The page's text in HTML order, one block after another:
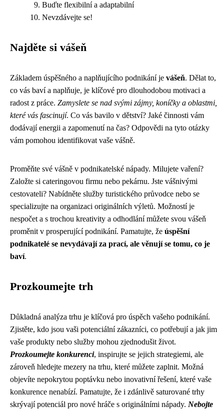
Buďte flexibilní a adaptabilní
Nevzdávejte se!
Najděte si vášeň
Základem úspěšného a naplňujícího podnikání je vášeň. Dělat to,
co vás baví a naplňuje, je klíčové pro dlouhodobou motivaci a
radost z práce. Zamyslete se nad svými zájmy, koníčky a oblastmi,
které vás fascinují. Co vás bavilo v dětství? Jaké činnosti vám
dodávají energii a zapomenutí na čas? Odpovědi na tyto otázky
vám pomohou identifikovat vaše vášně.
Proměňte své vášně v podnikatelské nápady. Milujete vaření?
Založte si cateringovou firmu nebo pekárnu. Jste vášnivými
cestovateli? Nabídněte služby turistického průvodce nebo se
specializujte na organizaci originálních výletů. Možností je
nespočet a s trochou kreativity a odhodlání můžete svou vášeň
proměnit v prosperující podnikání. Pamatujte, že úspěšní
podnikatelé se nevydávají za prací, ale věnují se tomu, co je
baví.
Prozkoumejte trh
Důkladná analýza trhu je klíčová pro úspěch vašeho podnikání.
Zjistěte, kdo jsou vaši potenciální zákazníci, co potřebují a jak jim
vaše produkty nebo služby mohou zjednodušit život.
Prozkoumejte konkurenci, inspirujte se jejich strategiemi, ale
zároveň hledejte mezery na trhu, které můžete zaplnit. Možná
objevíte nepokrytou poptávku nebo inovativní řešení, které vaše
konkurence nenabízí. Pamatujte, že i zdánlivě saturované trhy
skrývají potenciál pro nové hráče s originálními nápady. Nebojte